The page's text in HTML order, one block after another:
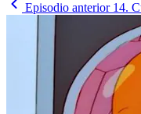
Episodio anterior 14.